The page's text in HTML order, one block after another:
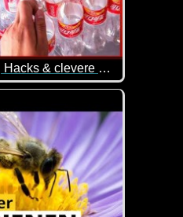
Geniale Recycling Hacks & clevere Wege um alles um dich herum wiederzuverwerten
nicht mit allen Tipps was